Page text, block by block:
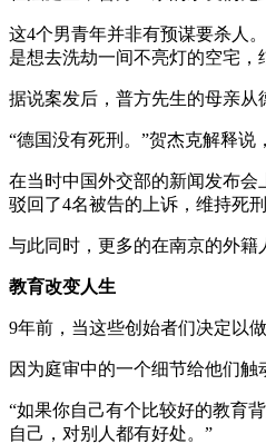
这4个男青年并非有预谋要杀人
是想去洗劫一间不亮灯的空宅
据说案发后，普方先生的母亲
“德国没有死刑。”贺杰克解释说
在当时中国外交部的新闻发布
驳回了4名被告的上诉，维持死刑
与此同时，更多的在南京的外籍
教育改变人生
9年前，当这些创始者们决定以
因为庭审中的一个细节给他们
“如果你自己有个比较好的教育
自己，对别人都有好处。”